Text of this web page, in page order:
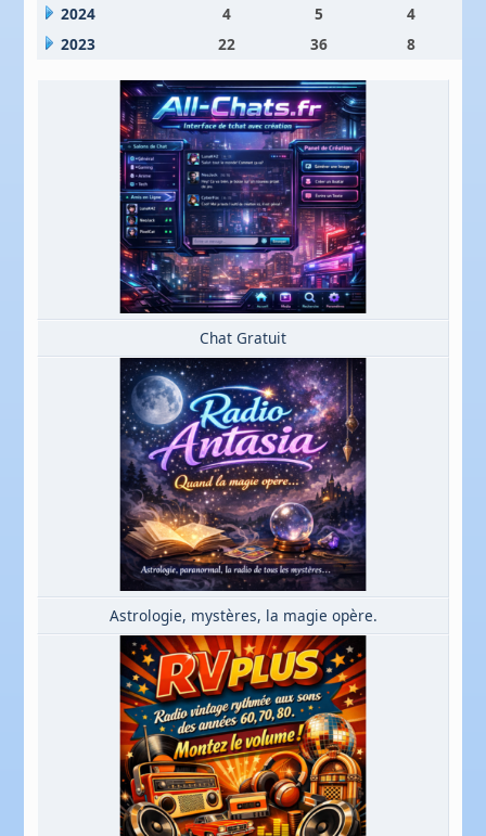
2024
4 5
4
2023
22 36 8
Chat Gratuit
Astrologie, mystères, la magie opère.